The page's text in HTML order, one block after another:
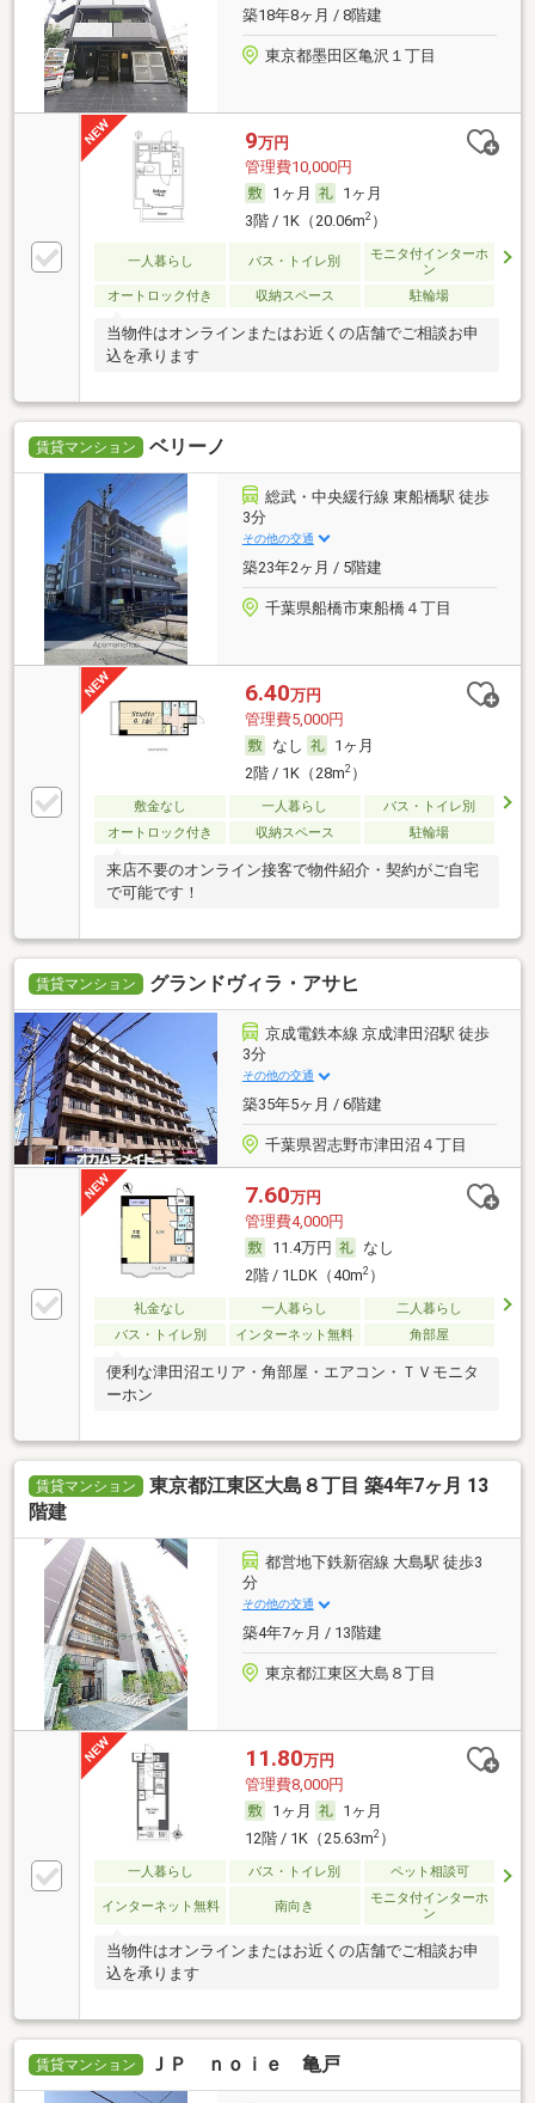
築18年8ヶ月 / 8階建
東京都墨田区亀沢１丁目
9万円
管理費10,000円
1ヶ月
1ヶ月
3階 / 1K（20.06m2）
一人暮らし バス・トイレ別
モニタ付インターホ
ン
オートロック付き
収納スペース 駐輪場
当物件はオンラインまたはお近くの店舗でご相談お申
込を承ります
賃貸マンション ベリーノ
総武・中央緩行線 東船橋駅 徒歩
3分
その他の交通
築23年2ヶ月 / 5階建
千葉県船橋市東船橋４丁目
6.40万円
管理費5,000円
なし
1ヶ月
2階 / 1K（28m2）
敷金なし 一人暮らし
バス・トイレ別
オートロック付き
収納スペース 駐輪場
来店不要のオンライン接客で物件紹介・契約がご自宅
で可能です！
賃貸マンション グランドヴィラ・アサヒ
京成電鉄本線 京成津田沼駅 徒歩
3分
その他の交通
築35年5ヶ月 / 6階建
千葉県習志野市津田沼４丁目
7.60万円
管理費4,000円
11.4万円
なし
2階 / 1LDK（40m2）
礼金なし 一人暮らし
二人暮らし
バス・トイレ別
インターネット無料 角部屋
便利な津田沼エリア・角部屋・エアコン・ＴＶモニタ
ーホン
賃貸マンション
東京都江東区大島８丁目 築4年7ヶ月 13
階建
都営地下鉄新宿線 大島駅 徒歩3
分
その他の交通
築4年7ヶ月 / 13階建
東京都江東区大島８丁目
11.80万円
管理費8,000円
1ヶ月
1ヶ月
12階 / 1K（25.63m2）
一人暮らし バス・トイレ別 ペット相談可
インターネット無料 南向き
モニタ付インターホ
ン
当物件はオンラインまたはお近くの店舗でご相談お申
込を承ります
賃貸マンション ＪＰ ｎｏｉｅ 亀戸